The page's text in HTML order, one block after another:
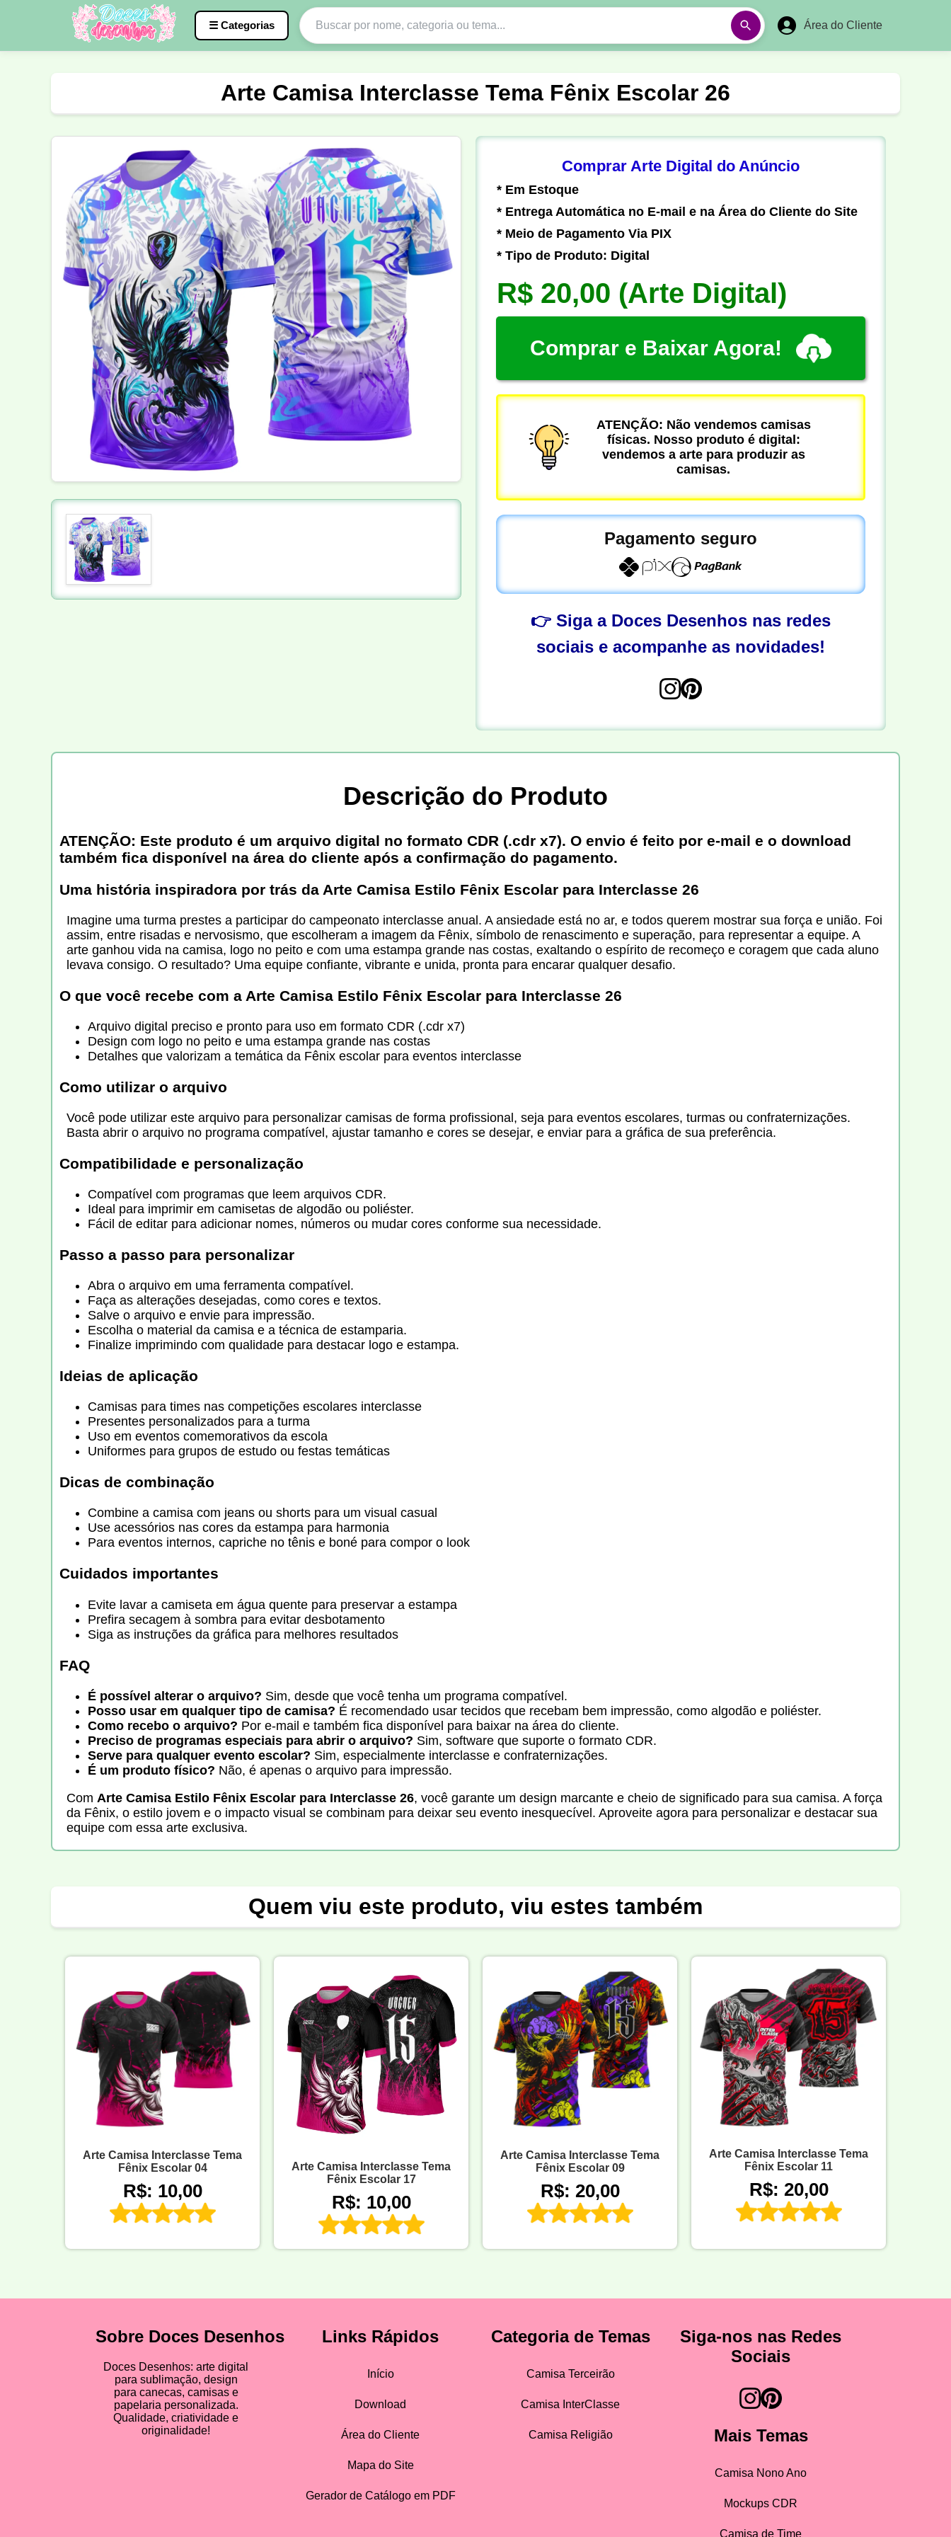
☰ Categorias Área do Cliente
Carnaval Natal Agro Católica Vôlei Futebol Amador Pesca
Motocross Ciclismo Nail Designer Pedagogia Biologia Geografia História Matemática
Língua Portuguesa
Arte Camisa Interclasse Tema Fênix Escolar 26
Comprar Arte Digital do Anúncio
* Em Estoque
* Entrega Automática no E-mail e na Área do Cliente do Site
* Meio de Pagamento Via PIX
* Tipo de Produto: Digital
R$ 20,00 (Arte Digital)
Comprar e Baixar Agora!
ATENÇÃO: Não vendemos camisas
físicas. Nosso produto é digital:
vendemos a arte para produzir as
camisas.
Pagamento seguro
👉 Siga a Doces Desenhos nas redes
sociais e acompanhe as novidades!
Descrição do Produto
ATENÇÃO: Este produto é um arquivo digital no formato CDR (.cdr x7). O envio é feito por e-mail e o download
também fica disponível na área do cliente após a confirmação do pagamento.
Uma história inspiradora por trás da Arte Camisa Estilo Fênix Escolar para Interclasse 26
Imagine uma turma prestes a participar do campeonato interclasse anual. A ansiedade está no ar, e todos querem mostrar sua força e união. Foi
assim, entre risadas e nervosismo, que escolheram a imagem da Fênix, símbolo de renascimento e superação, para representar a equipe. A
arte ganhou vida na camisa, logo no peito e com uma estampa grande nas costas, exaltando o espírito de recomeço e coragem que cada aluno
levava consigo. O resultado? Uma equipe confiante, vibrante e unida, pronta para encarar qualquer desafio.
O que você recebe com a Arte Camisa Estilo Fênix Escolar para Interclasse 26
Arquivo digital preciso e pronto para uso em formato CDR (.cdr x7)
Design com logo no peito e uma estampa grande nas costas
Detalhes que valorizam a temática da Fênix escolar para eventos interclasse
Como utilizar o arquivo
Você pode utilizar este arquivo para personalizar camisas de forma profissional, seja para eventos escolares, turmas ou confraternizações.
Basta abrir o arquivo no programa compatível, ajustar tamanho e cores se desejar, e enviar para a gráfica de sua preferência.
Compatibilidade e personalização
Compatível com programas que leem arquivos CDR.
Ideal para imprimir em camisetas de algodão ou poliéster.
Fácil de editar para adicionar nomes, números ou mudar cores conforme sua necessidade.
Passo a passo para personalizar
Abra o arquivo em uma ferramenta compatível.
Faça as alterações desejadas, como cores e textos.
Salve o arquivo e envie para impressão.
Escolha o material da camisa e a técnica de estamparia.
Finalize imprimindo com qualidade para destacar logo e estampa.
Ideias de aplicação
Camisas para times nas competições escolares interclasse
Presentes personalizados para a turma
Uso em eventos comemorativos da escola
Uniformes para grupos de estudo ou festas temáticas
Dicas de combinação
Combine a camisa com jeans ou shorts para um visual casual
Use acessórios nas cores da estampa para harmonia
Para eventos internos, capriche no tênis e boné para compor o look
Cuidados importantes
Evite lavar a camiseta em água quente para preservar a estampa
Prefira secagem à sombra para evitar desbotamento
Siga as instruções da gráfica para melhores resultados
FAQ
É possível alterar o arquivo? Sim, desde que você tenha um programa compatível.
Posso usar em qualquer tipo de camisa? É recomendado usar tecidos que recebam bem impressão, como algodão e poliéster.
Como recebo o arquivo? Por e-mail e também fica disponível para baixar na área do cliente.
Preciso de programas especiais para abrir o arquivo? Sim, software que suporte o formato CDR.
Serve para qualquer evento escolar? Sim, especialmente interclasse e confraternizações.
É um produto físico? Não, é apenas o arquivo para impressão.
Com Arte Camisa Estilo Fênix Escolar para Interclasse 26, você garante um design marcante e cheio de significado para sua camisa. A força
da Fênix, o estilo jovem e o impacto visual se combinam para deixar seu evento inesquecível. Aproveite agora para personalizar e destacar sua
equipe com essa arte exclusiva.
Quem viu este produto, viu estes também
Arte Camisa Interclasse Tema
Fênix Escolar 04
R$: 10,00
Arte Camisa Interclasse Tema
Fênix Escolar 17
R$: 10,00
Arte Camisa Interclasse Tema
Fênix Escolar 09
R$: 20,00
Arte Camisa Interclasse Tema
Fênix Escolar 11
R$: 20,00
Sobre Doces Desenhos
Doces Desenhos: arte digital
para sublimação, design
para canecas, camisas e
papelaria personalizada.
Qualidade, criatividade e
originalidade!
Links Rápidos
Início
Download
Área do Cliente
Mapa do Site
Gerador de Catálogo em PDF
Categoria de Temas
Camisa Terceirão
Camisa InterClasse
Camisa Religião
Siga-nos nas Redes
Sociais
Mais Temas
Camisa Nono Ano
Mockups CDR
Camisa de Time